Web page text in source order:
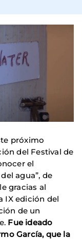
próximo
del Festival de
el
agua”, de
gracias al
IX edición del
de un
Fue ideado
García, que la